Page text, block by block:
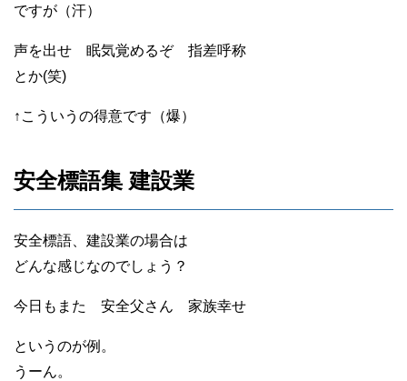
ですが（汗）
声を出せ 眠気覚めるぞ 指差呼称
とか(笑)
↑こういうの得意です（爆）
安全標語集 建設業
安全標語、建設業の場合は
どんな感じなのでしょう？
今日もまた 安全父さん 家族幸せ
というのが例。
うーん。